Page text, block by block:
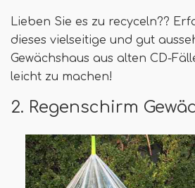
Lieben Sie es zu recyceln??
dieses vielseitige und gut
Gewächshaus aus alten CD-
leicht zu machen!
2. Regenschirm